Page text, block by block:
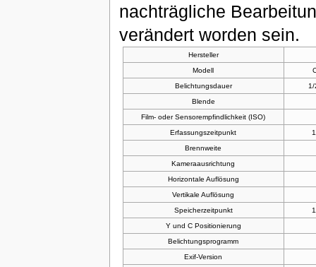
nachträgliche
verändert worden sein.
Hersteller
Modell
Belichtungsdauer
Blende
Film- oder Sensorempfindlichkeit (ISO)
Erfassungszeitpunkt
Brennweite
Kameraausrichtung
Horizontale Auflösung
Vertikale Auflösung
Speicherzeitpunkt
Y und C Positionierung
Belichtungsprogramm
Exif-Version